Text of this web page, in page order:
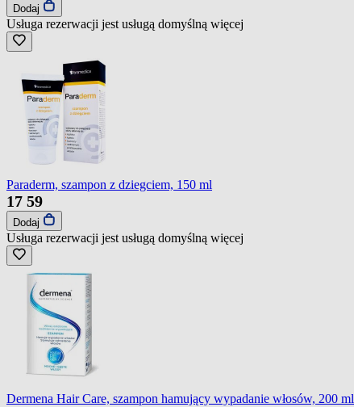
Dodaj
Usługa rezerwacji jest usługą domyślną więcej
Paraderm, szampon z dziegciem, 150 ml
17 59
Dodaj
Usługa rezerwacji jest usługą domyślną więcej
Dermena Hair Care, szampon hamujący wypadanie włosów, 200 ml